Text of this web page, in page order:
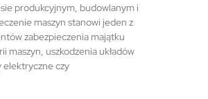
produkcyjnym, budowlanym i
maszyn stanowi jeden z
zabezpieczenia majątku
maszyn, uszkodzenia układów
elektryczne czy